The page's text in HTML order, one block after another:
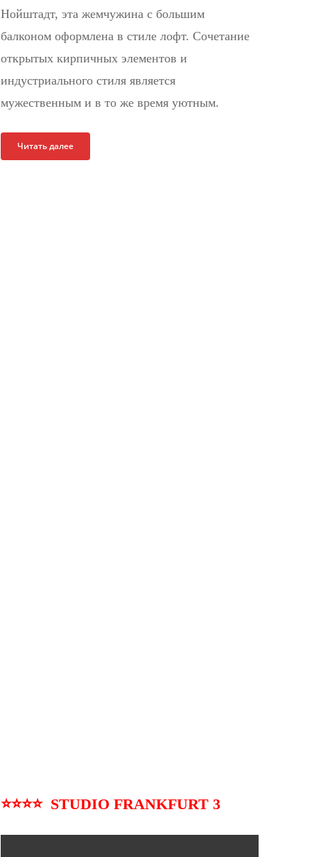
Нойштадт, эта жемчужина с большим
балконом оформлена в стиле лофт. Сочетание
открытых кирпичных элементов и
индустриального стиля является
мужественным и в то же время уютным.
Читать далее
⭐⭐⭐⭐ STUDIO FRANKFURT 3